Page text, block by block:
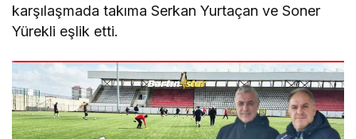
karşılaşmada takıma Serkan Yurtaçan ve Soner
Yürekli eşlik etti.